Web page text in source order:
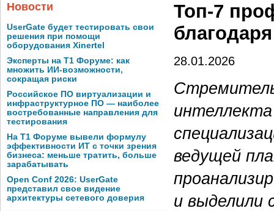
Новости
UserGate будет тестировать свои
решения при помощи
оборудования Xinertel
Эксперты на Т1 Форуме: как
множить ИИ-возможности,
сокращая риски
Российское ПО виртуализации и
инфраструктурное ПО — наиболее
востребованные направления для
тестирования
На Т1 Форуме вывели формулу
эффективности ИТ с точки зрения
бизнеса: меньше тратить, больше
зарабатывать
Open Conf 2026: UserGate
представил свое видение
архитектуры сетевого доверия
Топ-7
28.01.2026
интеллекта
ведущей
и выделили